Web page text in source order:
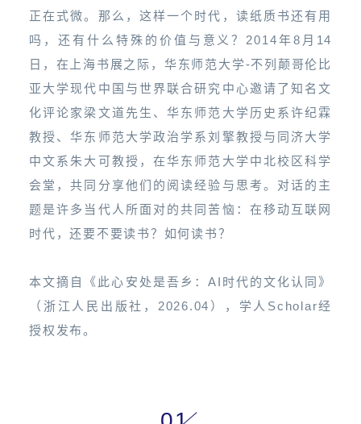
正在式微。那么，这样一个时代，读纸质书还有用
吗，还有什么特殊的价值与意义？2014年8月14
日，在上海书展之际，华东师范大学-不列颠哥伦比
亚大学现代中国与世界联合研究中心邀请了知名文
化评论家梁文道先生、华东师范大学历史系许纪霖
教授、华东师范大学政治学系刘擎教授与同济大学
中文系朱大可教授，在华东师范大学中北校区科学
会堂，共同分享他们的阅读经验与思考。对话的主
题是许多当代人所面对的共同苦恼：在移动互联网
时代，还要不要读书？如何读书？
本文摘自
《此心安处是吾乡：AI时代的文化认同》
（浙江人民出版社，2026.04），学人Scholar经
授权发布。